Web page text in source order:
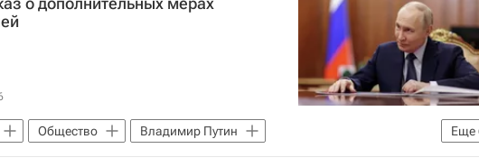
Еще
Общество
Владимир Путин
учителя педагоги
Наставничество